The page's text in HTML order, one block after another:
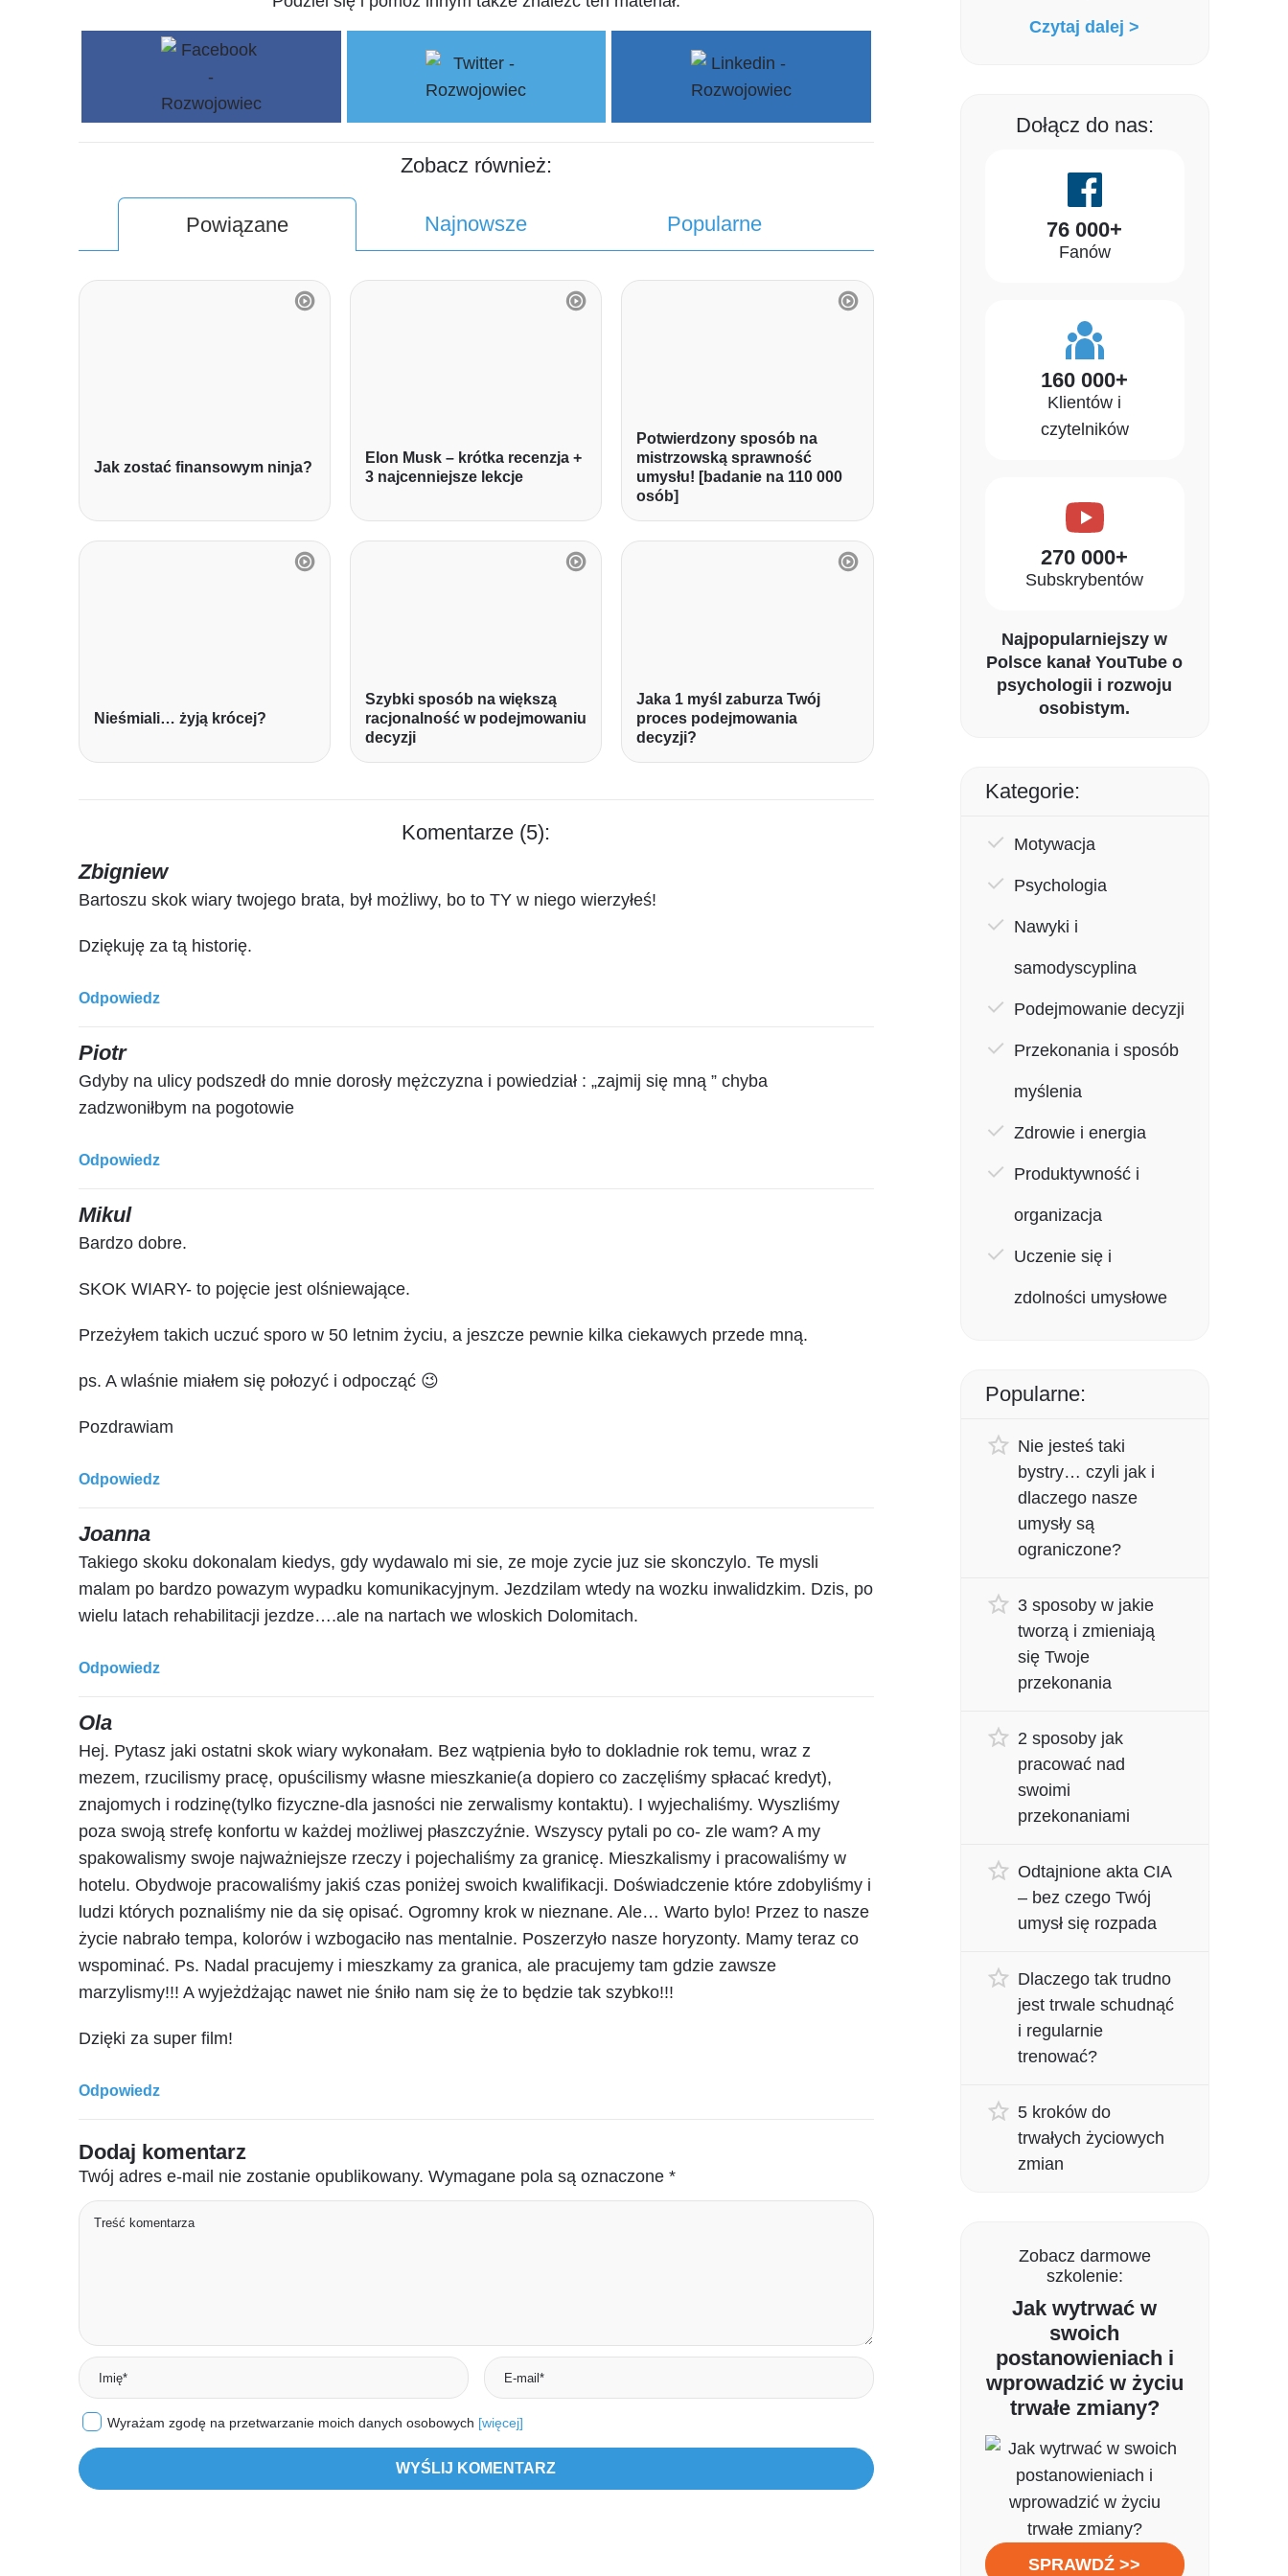
Zobacz również:
Powiązane Najnowsze Popularne
Jak zostać finansowym ninja?
Elon Musk – krótka recenzja +
3 najcenniejsze lekcje
Potwierdzony sposób na
mistrzowską sprawność
umysłu! [badanie na 110 000
osób]
Nieśmiali… żyją krócej?
Szybki sposób na większą
racjonalność w podejmowaniu
decyzji
Jaka 1 myśl zaburza Twój
proces podejmowania
decyzji?
Czytaj dalej >
Dołącz do nas:
76 000+
Fanów
160 000+
Klientów i
czytelników
270 000+
Subskrybentów
Najpopularniejszy w
Polsce kanał YouTube o
psychologii i rozwoju
osobistym.
Kategorie:
Motywacja
Psychologia
Nawyki i
samodyscyplina
Podejmowanie decyzji
Przekonania i sposób
myślenia
Zdrowie i energia
Produktywność i
organizacja
Uczenie się i
zdolności umysłowe
Popularne:
Nie jesteś taki
bystry… czyli jak i
dlaczego nasze
umysły są
ograniczone?
​​​​3 sposoby w jakie
tworzą i zmieniają
się Twoje
przekonania
2 sposoby jak
pracować nad
swoimi
przekonaniami
Odtajnione akta CIA
– bez czego Twój
umysł się rozpada
Dlaczego tak trudno
jest trwale schudnąć
i regularnie
trenować?
5 kroków do
trwałych życiowych
zmian
Zobacz darmowe
szkolenie:
Jak wytrwać w
swoich
postanowieniach i
wprowadzić w życiu
trwałe zmiany?
SPRAWDŹ >>
Komentarze (5):
Zbigniew
Bartoszu skok wiary twojego brata, był możliwy, bo to TY w niego wierzyłeś!
Dziękuję za tą historię.
Odpowiedz
Piotr
Gdyby na ulicy podszedł do mnie dorosły mężczyzna i powiedział : „zajmij się mną ” chyba
zadzwoniłbym na pogotowie
Odpowiedz
Mikul
Bardzo dobre.
SKOK WIARY- to pojęcie jest olśniewające.
Przeżyłem takich uczuć sporo w 50 letnim życiu, a jeszcze pewnie kilka ciekawych przede mną.
ps. A wlaśnie miałem się połozyć i odpocząć 😉
Pozdrawiam
Odpowiedz
Joanna
Takiego skoku dokonalam kiedys, gdy wydawalo mi sie, ze moje zycie juz sie skonczylo. Te mysli
malam po bardzo powazym wypadku komunikacyjnym. Jezdzilam wtedy na wozku inwalidzkim. Dzis, po
wielu latach rehabilitacji jezdze….ale na nartach we wloskich Dolomitach.
Odpowiedz
Ola
Hej. Pytasz jaki ostatni skok wiary wykonałam. Bez wątpienia było to dokladnie rok temu, wraz z
mezem, rzucilismy pracę, opuścilismy własne mieszkanie(a dopiero co zaczęliśmy spłacać kredyt),
znajomych i rodzinę(tylko fizyczne-dla jasności nie zerwalismy kontaktu). I wyjechaliśmy. Wyszliśmy
poza swoją strefę konfortu w każdej możliwej płaszczyźnie. Wszyscy pytali po co- zle wam? A my
spakowalismy swoje najważniejsze rzeczy i pojechaliśmy za granicę. Mieszkalismy i pracowaliśmy w
hotelu. Obydwoje pracowaliśmy jakiś czas poniżej swoich kwalifikacji. Doświadczenie które zdobyliśmy i
ludzi których poznaliśmy nie da się opisać. Ogromny krok w nieznane. Ale… Warto bylo! Przez to nasze
życie nabrało tempa, kolorów i wzbogaciło nas mentalnie. Poszerzyło nasze horyzonty. Mamy teraz co
wspominać. Ps. Nadal pracujemy i mieszkamy za granica, ale pracujemy tam gdzie zawsze
marzylismy!!! A wyjeżdżając nawet nie śniło nam się że to będzie tak szybko!!!
Dzięki za super film!
Odpowiedz
Dodaj komentarz
Twój adres e-mail nie zostanie opublikowany. Wymagane pola są oznaczone *
Wyrażam zgodę na przetwarzanie moich danych osobowych [więcej]